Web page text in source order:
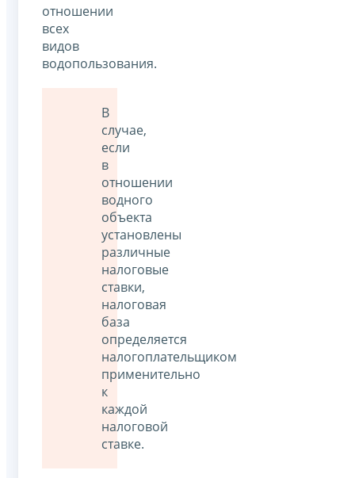
отношении
всех
видов
водопользования.
В
случае,
если
в
отношении
водного
объекта
установлены
различные
налоговые
ставки,
налоговая
база
определяется
налогоплательщиком
применительно
к
каждой
налоговой
ставке.